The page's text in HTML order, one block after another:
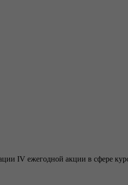
IV ежегодной акции в сфере